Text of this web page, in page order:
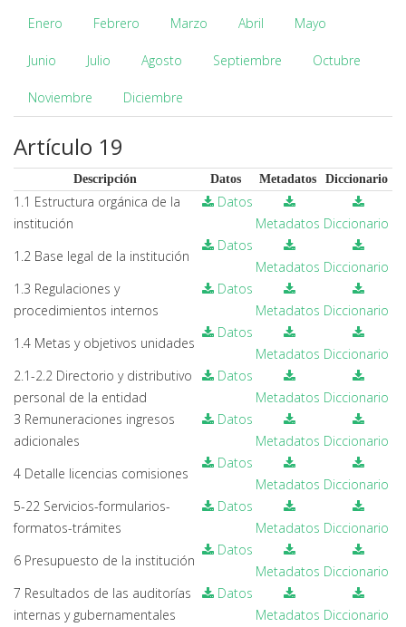
Enero Febrero Marzo Abril Mayo
Junio Julio Agosto Septiembre Octubre
Noviembre Diciembre
Artículo 19
Descripción Datos Metadatos Diccionario
1.1 Estructura orgánica de la
institución
Datos
Metadatos Diccionario
1.2 Base legal de la institución
Datos
Metadatos Diccionario
1.3 Regulaciones y
procedimientos internos
Datos
Metadatos Diccionario
1.4 Metas y objetivos unidades
Datos
Metadatos Diccionario
2.1-2.2 Directorio y distributivo
personal de la entidad
Datos
Metadatos Diccionario
3 Remuneraciones ingresos
adicionales
Datos
Metadatos Diccionario
4 Detalle licencias comisiones
Datos
Metadatos Diccionario
5-22 Servicios-formularios-
formatos-trámites
Datos
Metadatos Diccionario
6 Presupuesto de la institución
Datos
Metadatos Diccionario
7 Resultados de las auditorías
internas y gubernamentales
Datos
Metadatos Diccionario